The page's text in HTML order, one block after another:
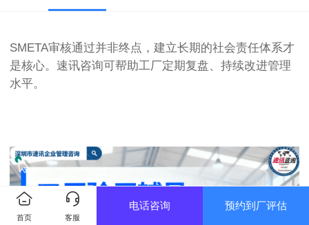
SMETA审核通过并非终点，建立长期的社会责任体系才
是核心。速讯咨询可帮助工厂定期复盘、持续改进管理
水平。
首页 客服
电话咨询 预约到厂评估